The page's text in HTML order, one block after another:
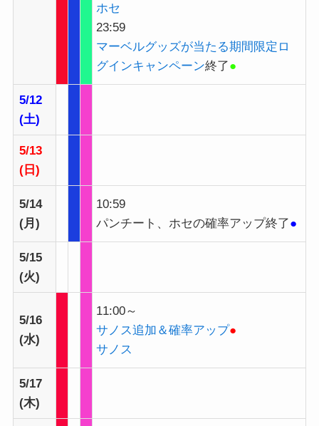
ホセ
23:59
マーベルグッズが当たる期間限定ロ
グインキャンペーン終了●
5/12
(土)
5/13
(日)
5/14
(月)
10:59
パンチート、ホセの確率アップ終了●
5/15
(火)
5/16
(水)
11:00～
サノス追加＆確率アップ●
サノ ス
5/17
(木)